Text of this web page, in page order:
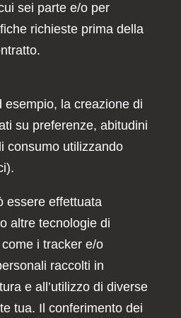
sei parte e/o per
richieste prima della
esempio, la creazione di
su preferenze, abitudini
consumo utilizzando
essere effettuata
altre tecnologie di
i tracker e/o
raccolti in
e all’utilizzo di diverse
tua. Il conferimento dei